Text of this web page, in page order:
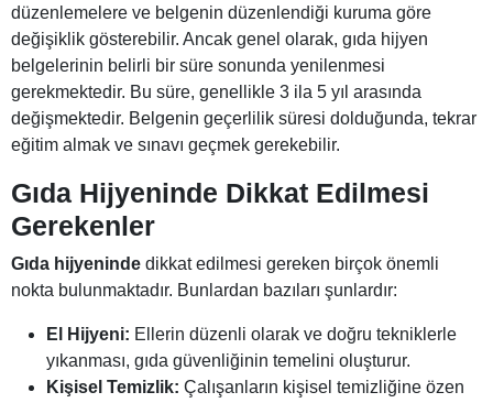
düzenlemelere ve belgenin düzenlendiği kuruma göre
değişiklik gösterebilir. Ancak genel olarak, gıda hijyen
belgelerinin belirli bir süre sonunda yenilenmesi
gerekmektedir. Bu süre, genellikle 3 ila 5 yıl arasında
değişmektedir. Belgenin geçerlilik süresi dolduğunda, tekrar
eğitim almak ve sınavı geçmek gerekebilir.
Gıda Hijyeninde Dikkat Edilmesi
Gerekenler
Gıda hijyeninde dikkat edilmesi gereken birçok önemli
nokta bulunmaktadır. Bunlardan bazıları şunlardır:
El Hijyeni: Ellerin düzenli olarak ve doğru tekniklerle
yıkanması, gıda güvenliğinin temelini oluşturur.
Kişisel Temizlik: Çalışanların kişisel temizliğine özen